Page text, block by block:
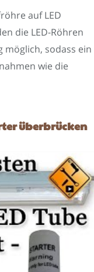
auf LED
die LED-Röhren
sodass ein
wie die
überbrücken